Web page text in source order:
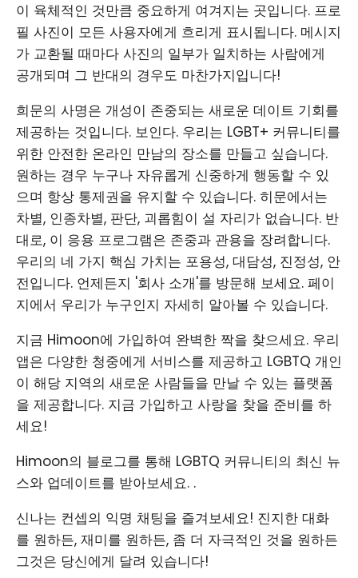
이 육체적인 것만큼 중요하게 여겨지는 곳입니다. 프로
필 사진이 모든 사용자에게 흐리게 표시됩니다. 메시지
가 교환될 때마다 사진의 일부가 일치하는 사람에게
공개되며 그 반대의 경우도 마찬가지입니다!
희문의 사명은 개성이 존중되는 새로운 데이트 기회를
제공하는 것입니다. 보인다. 우리는 LGBT+ 커뮤니티를
위한 안전한 온라인 만남의 장소를 만들고 싶습니다.
원하는 경우 누구나 자유롭게 신중하게 행동할 수 있
으며 항상 통제권을 유지할 수 있습니다. 히문에서는
차별, 인종차별, 판단, 괴롭힘이 설 자리가 없습니다. 반
대로, 이 응용 프로그램은 존중과 관용을 장려합니다.
우리의 네 가지 핵심 가치는 포용성, 대담성, 진정성, 안
전입니다. 언제든지 '회사 소개'를 방문해 보세요. 페이
지에서 우리가 누구인지 자세히 알아볼 수 있습니다.
지금 Himoon에 가입하여 완벽한 짝을 찾으세요. 우리
앱은 다양한 청중에게 서비스를 제공하고 LGBTQ 개인
이 해당 지역의 새로운 사람들을 만날 수 있는 플랫폼
을 제공합니다. 지금 가입하고 사랑을 찾을 준비를 하
세요!
Himoon의 블로그를 통해 LGBTQ 커뮤니티의 최신 뉴
스와 업데이트를 받아보세요. .
신나는 컨셉의 익명 채팅을 즐겨보세요! 진지한 대화
를 원하든, 재미를 원하든, 좀 더 자극적인 것을 원하든
그것은 당신에게 달려 있습니다!